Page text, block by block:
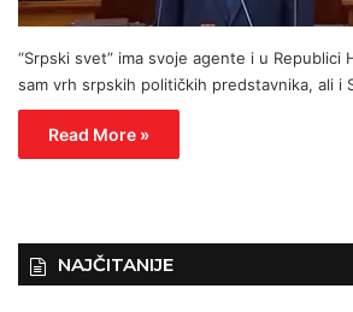
“Srpski svet” ima svoje agente i u Republici
sam vrh srpskih političkih predstavnika, ali i
Read More »
NAJČITANIJE